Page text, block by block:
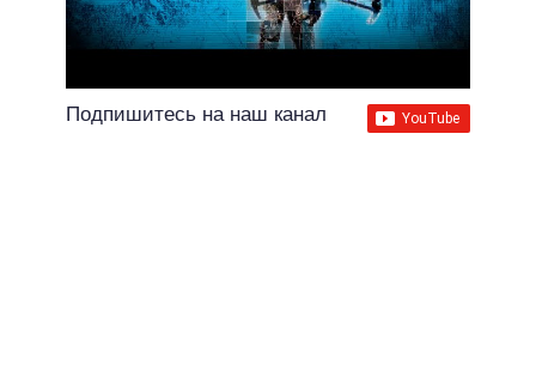
Подпишитесь на наш канал